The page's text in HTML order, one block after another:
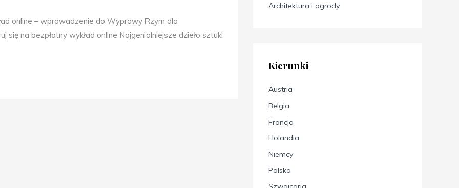
online – wprowadzenie do Wyprawy Rzym dla
na bezpłatny wykład online Najgenialniejsze dzieło sztuki
Architektura i ogrody
Kierunki
Austria
Belgia
Francja
Holandia
Niemcy
Polska